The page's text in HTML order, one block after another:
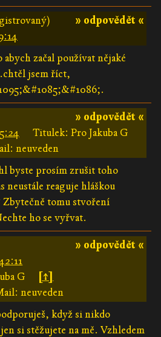
» odpovědět «
abych začal používat nějaké
jsem říct,
» odpovědět «
Titulek: Pro Jakuba G
neuveden
byste prosím zrušit toho
neustále reaguje hláškou
tomu stvoření
ho se vyřvat.
» odpovědět «
G
[↑]
neuveden
když si nikdo
si stěžujete na mě. Vzhledem